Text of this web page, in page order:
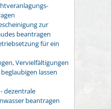
zur
beantragen
für ein
Vervielfältigungen
lassen
dezentrale
beantragen